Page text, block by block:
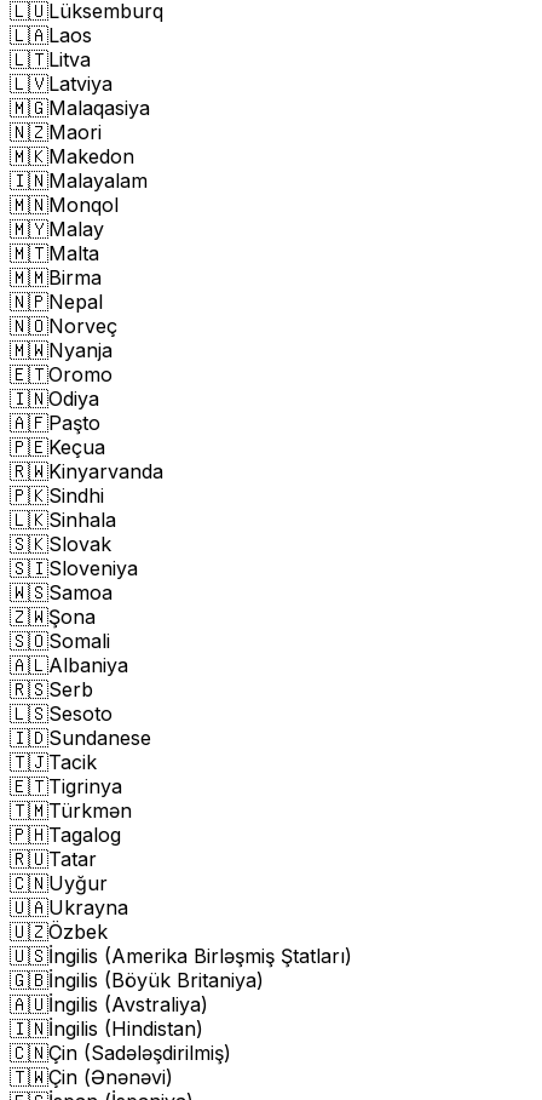
🇱🇺Lüksemburq
🇱🇦Laos
🇱🇹Litva
🇱🇻Latviya
🇲🇬Malaqasiya
🇳🇿Maori
🇲🇰Makedon
🇮🇳Malayalam
🇲🇳Monqol
🇲🇾Malay
🇲🇹Malta
🇲🇲Birma
🇳🇵Nepal
🇳🇴Norveç
🇲🇼Nyanja
🇪🇹Oromo
🇮🇳Odiya
🇦🇫Paşto
🇵🇪Keçua
🇷🇼Kinyarvanda
🇵🇰Sindhi
🇱🇰Sinhala
🇸🇰Slovak
🇸🇮Sloveniya
🇼🇸Samoa
🇿🇼Şona
🇸🇴Somali
🇦🇱Albaniya
🇷🇸Serb
🇱🇸Sesoto
🇮🇩Sundanese
🇹🇯Tacik
🇪🇹Tigrinya
🇹🇲Türkmən
🇵🇭Tagalog
🇷🇺Tatar
🇨🇳Uyğur
🇺🇦Ukrayna
🇺🇿Özbek
🇺🇸İngilis (Amerika Birləşmiş Ştatları)
🇬🇧İngilis (Böyük Britaniya)
🇦🇺İngilis (Avstraliya)
🇮🇳İngilis (Hindistan)
🇨🇳Çin (Sadələşdirilmiş)
🇹🇼Çin (Ənənəvi)